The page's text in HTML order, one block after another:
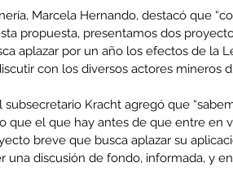
Marcela Hernando, destacó que
propuesta, presentamos dos
aplazar por un año los efectos de la
con los diversos actores mineros
subsecretario Kracht agregó que
que el que hay antes de que entre en
breve que busca aplazar su
una discusión de fondo, informada, y